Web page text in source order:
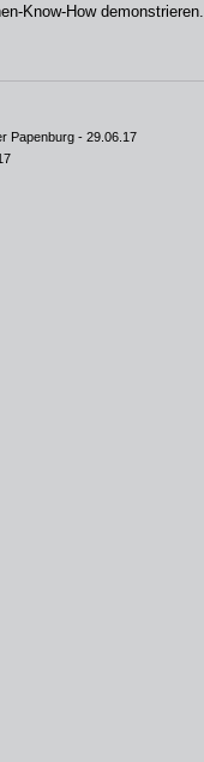
Know-How
Papenburg - 29.06.17